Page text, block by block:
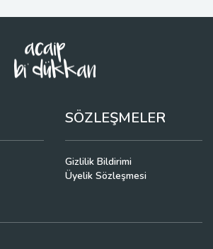
SÖZLEŞMELER
Gizlilik Bildirimi
Üyelik Sözleşmesi